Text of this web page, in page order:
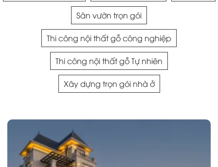
Sân vườn trọn gói
Thi công nội thất gỗ công nghiệp
Thi công nội thất gỗ Tự nhiên
Xây dựng trọn gói nhà ở